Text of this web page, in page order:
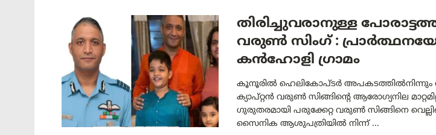
തിരിച്ചുവരാനുള്ള
വരുൺ സിംഗ് :
കൻഹോളി ഗ്രാമം
കൂനൂരിൽ ഹെലികോപ്ടർ അപകടത്തിൽനിന്നും
ക്യാപ്റ്റൻ വരുൺ സിങ്ങിന്റെ ആരോഗ്യനില
ഗുരുതരമായി പരുക്കേറ്റ വരുൺ സിങ്ങിനെ
സൈനിക ആശുപത്രിയിൽ നിന്ന് ...